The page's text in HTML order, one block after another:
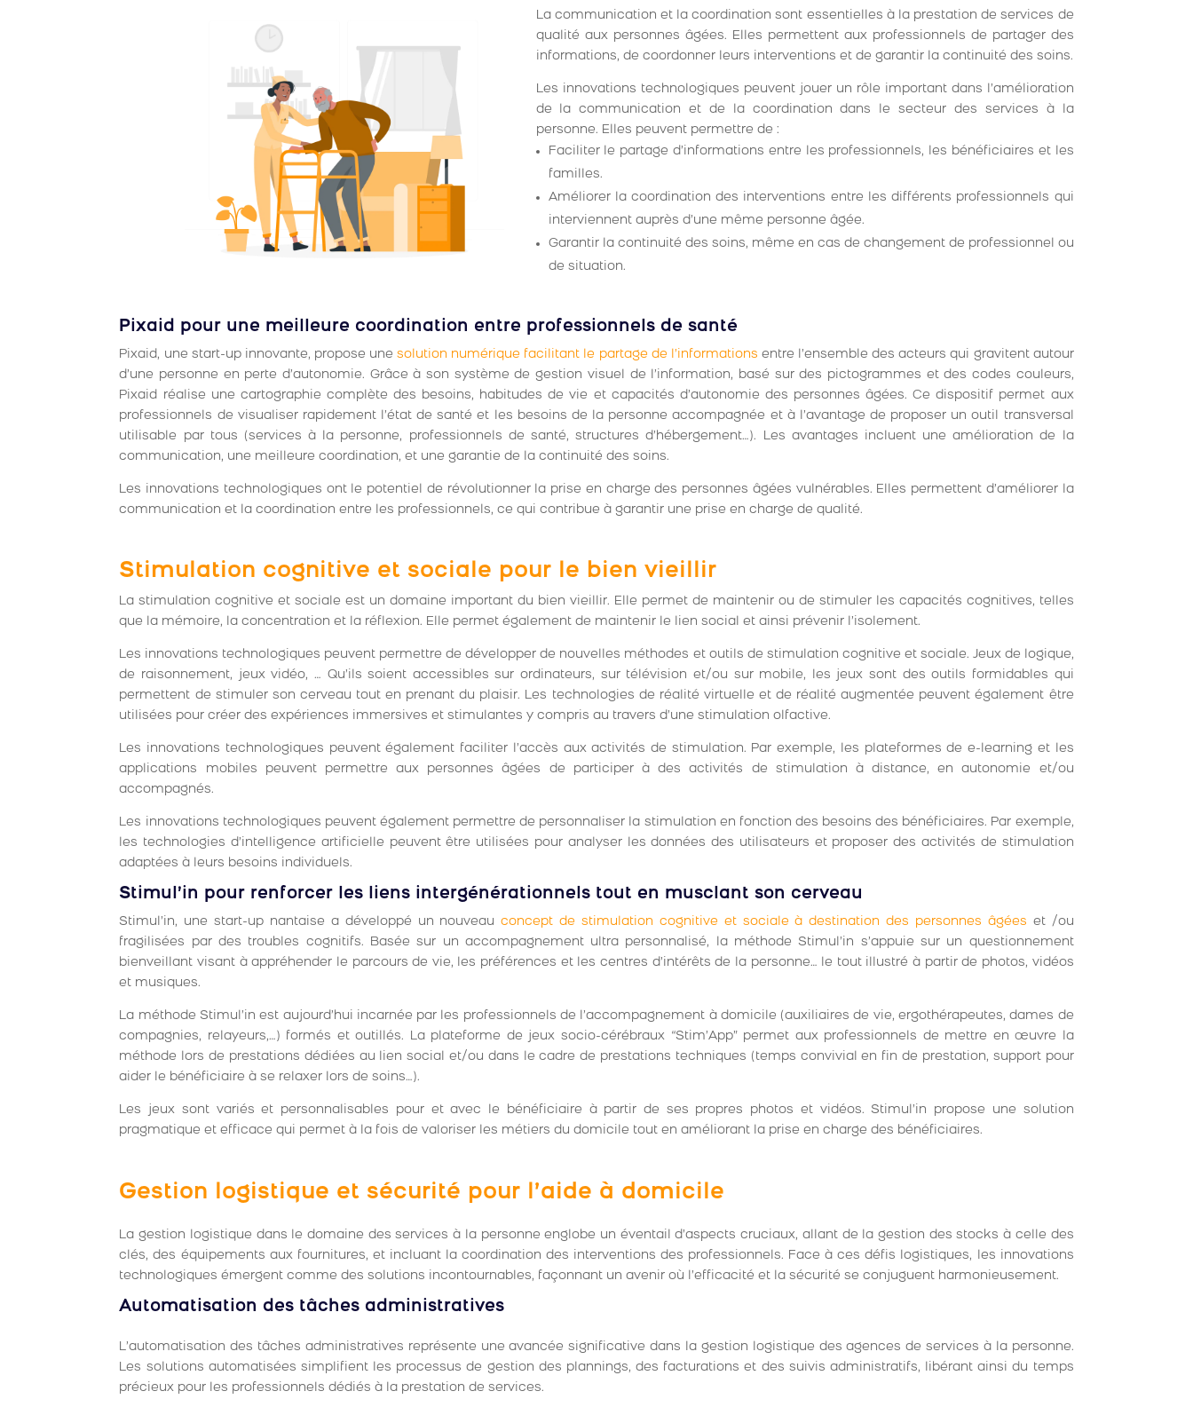
La communication et la coordination sont essentielles à la prestation de services de
qualité aux personnes âgées. Elles permettent aux professionnels de partager des
informations, de coordonner leurs interventions et de garantir la continuité des soins.
Les innovations technologiques peuvent jouer un rôle important dans l’amélioration
de la communication et de la coordination dans le secteur des services à la
personne. Elles peuvent permettre de :
Faciliter le partage d’informations entre les professionnels, les bénéficiaires et les
familles.
Améliorer la coordination des interventions entre les différents professionnels qui
interviennent auprès d’une même personne âgée.
Garantir la continuité des soins, même en cas de changement de professionnel ou
de situation.
Pixaid pour une meilleure coordination entre professionnels de santé
Pixaid, une start-up innovante, propose unesolution numérique facilitant le partage de l’informations entre l’ensemble des acteurs qui gravitent autour
d’une personne en perte d’autonomie. Grâce à son système de gestion visuel de l’information, basé sur des pictogrammes et des codes couleurs,
Pixaid réalise une cartographie complète des besoins, habitudes de vie et capacités d’autonomie des personnes âgées. Ce dispositif permet aux
professionnels de visualiser rapidement l’état de santé et les besoins de la personne accompagnée et à l’avantage de proposer un outil transversal
utilisable par tous (services à la personne, professionnels de santé, structures d’hébergement…). Les avantages incluent une amélioration de la
communication, une meilleure coordination, et une garantie de la continuité des soins.
Les innovations technologiques ont le potentiel de révolutionner la prise en charge des personnes âgées vulnérables. Elles permettent d’améliorer la
communication et la coordination entre les professionnels, ce qui contribue à garantir une prise en charge de qualité.
Stimulation cognitive et sociale pour le bien vieillir
La stimulation cognitive et sociale est un domaine important du bien vieillir. Elle permet de maintenir ou de stimuler les capacités cognitives, telles
que la mémoire, la concentration et la réflexion. Elle permet également de maintenir le lien social et ainsi prévenir l’isolement.
Les innovations technologiques peuvent permettre de développer de nouvelles méthodes et outils de stimulation cognitive et sociale. Jeux de logique,
de raisonnement, jeux vidéo, … Qu’ils soient accessibles sur ordinateurs, sur télévision et/ou sur mobile, les jeux sont des outils formidables qui
permettent de stimuler son cerveau tout en prenant du plaisir. Les technologies de réalité virtuelle et de réalité augmentée peuvent également être
utilisées pour créer des expériences immersives et stimulantes y compris au travers d’une stimulation olfactive.
Les innovations technologiques peuvent également faciliter l’accès aux activités de stimulation. Par exemple, les plateformes de e-learning et les
applications mobiles peuvent permettre aux personnes âgées de participer à des activités de stimulation à distance, en autonomie et/ou
accompagnés.
Les innovations technologiques peuvent également permettre de personnaliser la stimulation en fonction des besoins des bénéficiaires. Par exemple,
les technologies d’intelligence artificielle peuvent être utilisées pour analyser les données des utilisateurs et proposer des activités de stimulation
adaptées à leurs besoins individuels.
Stimul’in pour renforcer les liens intergénérationnels tout en musclant son cerveau
Stimul’in, une start-up nantaise a développé un nouveauconcept de stimulation cognitive et sociale à destination des personnes âgées et /ou
fragilisées par des troubles cognitifs. Basée sur un accompagnement ultra personnalisé, la méthode Stimul’in s’appuie sur un questionnement
bienveillant visant à appréhender le parcours de vie, les préférences et les centres d’intérêts de la personne… le tout illustré à partir de photos, vidéos
et musiques.
La méthode Stimul’in est aujourd’hui incarnée par les professionnels de l’accompagnement à domicile (auxiliaires de vie, ergothérapeutes, dames de
compagnies, relayeurs,…) formés et outillés. La plateforme de jeux socio-cérébraux “Stim’App” permet aux professionnels de mettre en œuvre la
méthode lors de prestations dédiées au lien social et/ou dans le cadre de prestations techniques (temps convivial en fin de prestation, support pour
aider le bénéficiaire à se relaxer lors de soins…).
Les jeux sont variés et personnalisables pour et avec le bénéficiaire à partir de ses propres photos et vidéos. Stimul’in propose une solution
pragmatique et efficace qui permet à la fois de valoriser les métiers du domicile tout en améliorant la prise en charge des bénéficiaires.
Gestion logistique et sécurité pour l’aide à domicile
La gestion logistique dans le domaine des services à la personne englobe un éventail d’aspects cruciaux, allant de la gestion des stocks à celle des
clés, des équipements aux fournitures, et incluant la coordination des interventions des professionnels. Face à ces défis logistiques, les innovations
technologiques émergent comme des solutions incontournables, façonnant un avenir où l’efficacité et la sécurité se conjuguent harmonieusement.
Automatisation des tâches administratives
L’automatisation des tâches administratives représente une avancée significative dans la gestion logistique des agences de services à la personne.
Les solutions automatisées simplifient les processus de gestion des plannings, des facturations et des suivis administratifs, libérant ainsi du temps
précieux pour les professionnels dédiés à la prestation de services.